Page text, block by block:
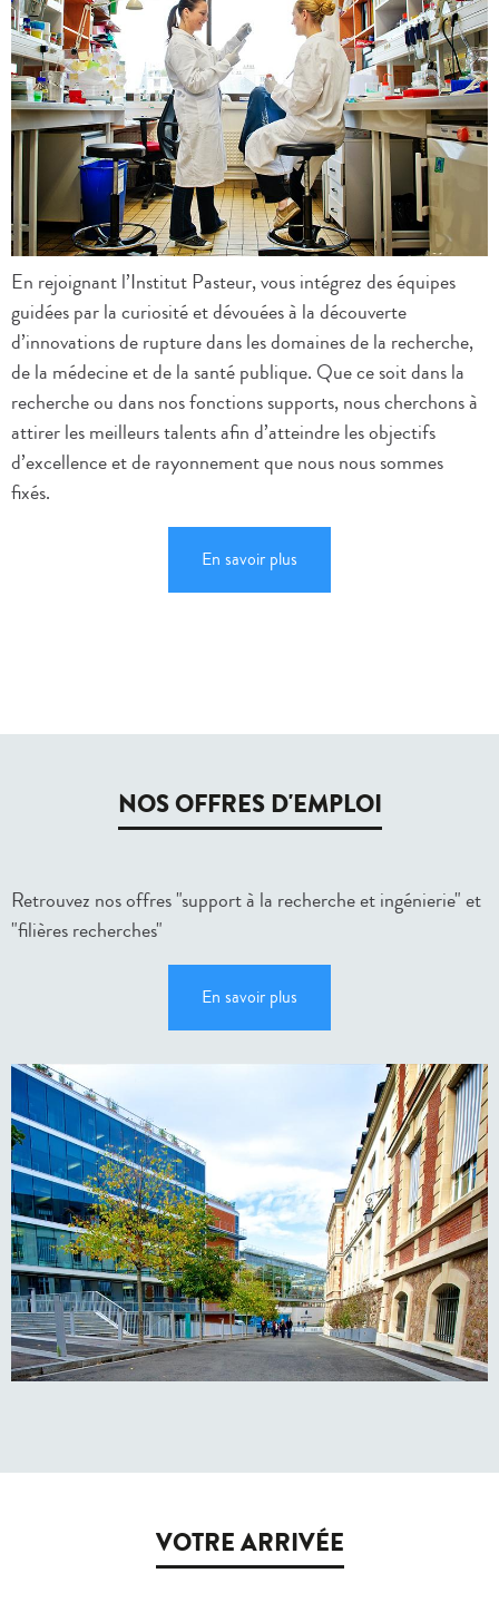
En rejoignant l’Institut Pasteur, vous intégrez des équipes
guidées par la curiosité et dévouées à la découverte
d’innovations de rupture dans les domaines de la recherche,
de la médecine et de la santé publique. Que ce soit dans la
recherche ou dans nos fonctions supports, nous cherchons à
attirer les meilleurs talents afin d’atteindre les objectifs
d’excellence et de rayonnement que nous nous sommes
fixés.
En savoir plus
NOS OFFRES D'EMPLOI
Retrouvez nos offres "support à la recherche et ingénierie" et
"filières recherches"
En savoir plus
VOTRE ARRIVÉE